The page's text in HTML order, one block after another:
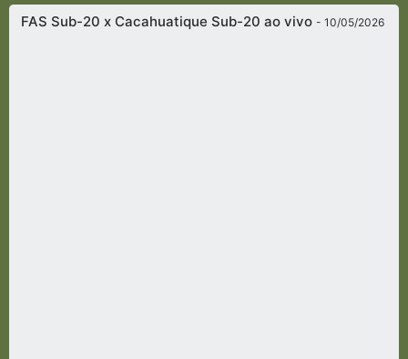
FAS Sub-20 x Cacahuatique Sub-20 ao vivo- 10/05/2026